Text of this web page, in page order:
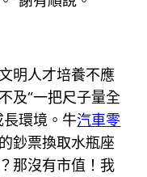
明人才培養不應
及“一把尺子量全
長環境。牛汽車零
鈔票換取水瓶座
那沒有市值！我